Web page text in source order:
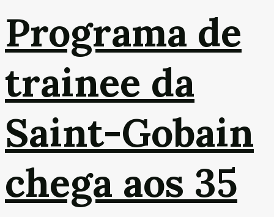
Programa de
trainee da
Saint-Gobain
chega aos 35